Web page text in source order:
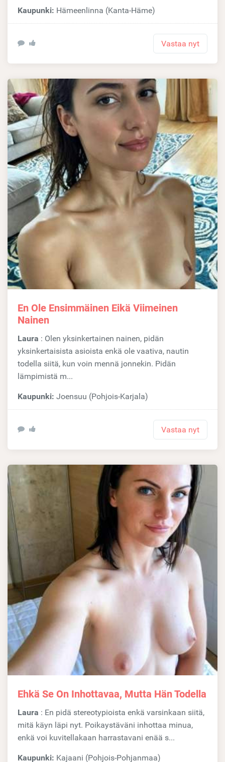
Kaupunki: Hämeenlinna (Kanta-Häme)
Vastaa nyt
En Ole Ensimmäinen Eikä Viimeinen
Nainen
Laura : Olen yksinkertainen nainen, pidän
yksinkertaisista asioista enkä ole vaativa, nautin
todella siitä, kun voin mennä jonnekin. Pidän
lämpimistä m...
Kaupunki: Joensuu (Pohjois-Karjala)
Vastaa nyt
Ehkä Se On Inhottavaa, Mutta Hän Todella
Laura : En pidä stereotypioista enkä varsinkaan siitä,
mitä käyn läpi nyt. Poikaystäväni inhottaa minua,
enkä voi kuvitellakaan harrastavani enää s...
Kaupunki: Kajaani (Pohjois-Pohjanmaa)